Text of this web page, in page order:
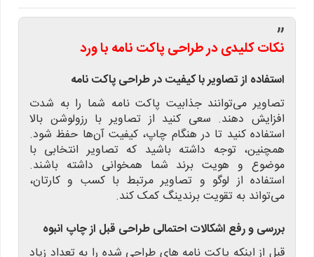
”
نکات کلیدی در طراحی پاکت نامه با ورد
استفاده از تصاویر با کیفیت در طراحی پاکت نامه
تصاویر می‌توانند جذابیت پاکت نامه شما را به شدت
افزایش دهند. سعی کنید از تصاویر با رزولوشن بالا
استفاده کنید تا در هنگام چاپ، کیفیت آن‌ها حفظ شود.
همچنین، توجه داشته باشید که تصاویر انتخابی با
موضوع و هویت برند شما همخوانی داشته باشند.
استفاده از لوگو و تصاویر مرتبط با کسب و کارتان،
می‌تواند به تقویت برندینگ کمک کند.
بررسی و رفع اشکالات احتمالی طراحی قبل از چاپ انبوه
قبل از اینکه پاکت نامه های طراحی شده را به تعداد زیاد